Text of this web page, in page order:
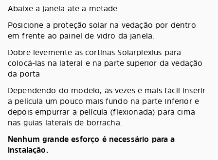
Abaixe a janela ate a metade.
Posicione a proteção solar na vedação por dentro
em frente ao painel de vidro da janela.
Dobre levemente as cortinas Solarplexius para
colocá-las na lateral e na parte superior da vedação
da porta
Dependendo do modelo, às vezes é mais fácil inserir
a película um pouco mais fundo na parte inferior e
depois empurrar a película (flexionada) para cima
nas guias laterais de borracha.
Nenhum grande esforço é necessário para a
instalação.